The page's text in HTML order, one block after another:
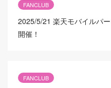
FANCLUB
2025/5/21 楽天モバイルパ
開催！
FANCLUB